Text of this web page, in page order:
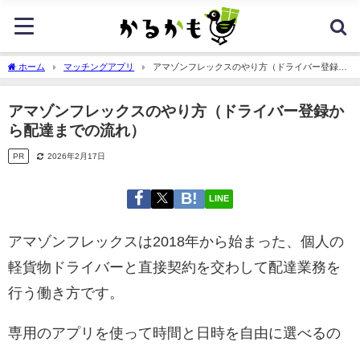
ホーム マッチングアプリ
アマゾンフレックスのやり方（ドライバー登録か
ら配達までの流れ）
アマゾンフレックスのやり方（ドライバー登録か
ら配達までの流れ）
PR 2026年2月17日
LINE
アマゾンフレックスは2018年から始まった、個人の
軽貨物ドライバーと直接契約を交わして配達業務を
行う働き方です。
専用のアプリを使って時間と日時を自由に選べるの